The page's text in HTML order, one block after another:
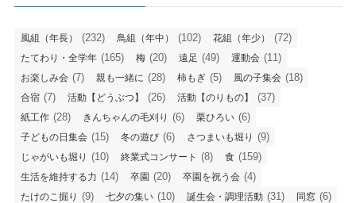
風組（年長） (232) 鳥組（年中） (102) 花組（年少） (72)
たてわり・全学年 (165) 梅 (20) 遠足 (49) 運動会 (11)
お楽しみ会 (7) 親も一緒に (28) 柿もぎ (5) 風の子集会 (18)
合宿 (7) 活動【どうぶつ】 (26) 活動【のりもの】 (37)
紙工作 (28) きんちゃんの毛刈り (6) 栗ひろい (6)
子どもの日集会 (15) 冬の遊び (6) さつまいも堀り (9)
じゃがいも堀り (10) 終業式コンサート (8) 食 (159)
生活を維持する力 (14) 卒園 (20) 卒園を祝う会 (4)
たけのこ掘り (9) 七夕の集い (10) 誕生会・調理活動 (31) 同窓 (6)